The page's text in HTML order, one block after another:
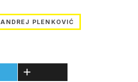
ANDREJ PLENKOVIĆ